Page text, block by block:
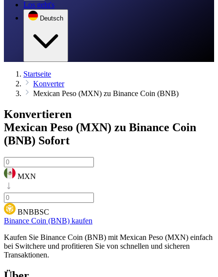
Los geht's
Deutsch
Startseite
Konverter
Mexican Peso (MXN) zu Binance Coin (BNB)
Konvertieren
Mexican Peso (MXN) zu Binance Coin
(BNB) Sofort
MXN
BNBBSC
Binance Coin (BNB) kaufen
Kaufen Sie Binance Coin (BNB) mit Mexican Peso (MXN) einfach
bei Switchere und profitieren Sie von schnellen und sicheren
Transaktionen.